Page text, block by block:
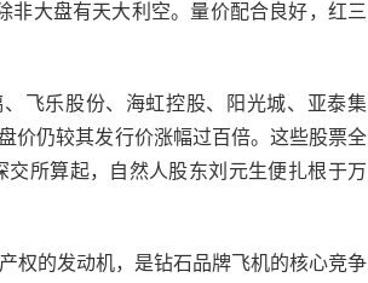
非大盘有天大利空。量价配合良好，红三
飞乐股份、海虹控股、阳光城、亚泰集
价仍较其发行价涨幅过百倍。这些股票全
交所算起，自然人股东刘元生便扎根于万
权的发动机，是钻石品牌飞机的核心竞争